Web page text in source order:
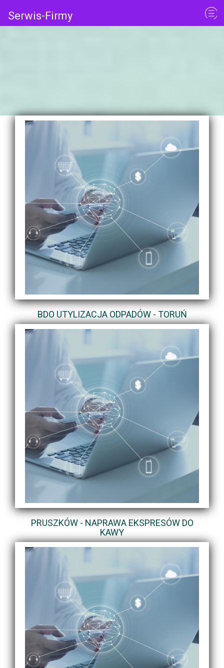
Serwis-Firmy
BDO UTYLIZACJA ODPADÓW - TORUŃ
PRUSZKÓW - NAPRAWA EKSPRESÓW DO
KAWY